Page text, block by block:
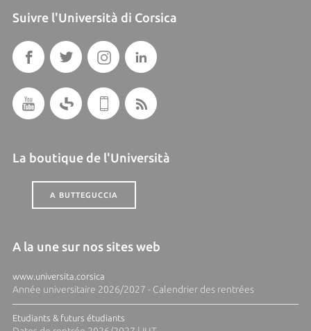
Suivre l'Università di Corsica
La boutique de l'Università
A BUTTEGUCCIA
A la une sur nos sites web
www.universita.corsica
Année universitaire 2026/2027 - Calendrier des rentrées
Etudiants & futurs étudiants